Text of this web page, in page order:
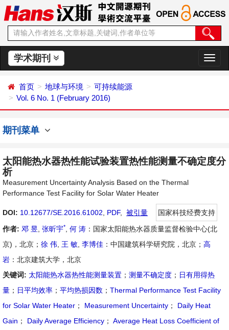
学术期刊
切
换
首页 地球与环境
可持续能源
Vol. 6 No. 1 (February 2016)
期刊菜单
太阳能热水器热性能试验装置热性能测量不确定度分
析
Measurement Uncertainty Analysis Based on the Thermal
Performance Test Facility for Solar Water Heater
DOI: 10.12677/SE.2016.61002 PDF, 被引量
国家科技经费支持
作者: 邓 昱 张昕宇* 何 涛 ：国家太阳能热水器质量监督检验中心(北
京)，北京； 徐 伟 王 敏 李博佳 ：中国建筑科学研究院，北京； 高
岩 ：北京建筑大学，北京
关键词: 太阳能热水器热性能测量装置 ； 测量不确定度 ； 日有用得热
量 ； 日平均效率 ； 平均热损因数 ； Thermal Performance Test Facility
for Solar Water Heater ； Measurement Uncertainty ；
Daily Heat
Gain ； Daily Average Efficiency ； Average Heat Loss Coefficient of